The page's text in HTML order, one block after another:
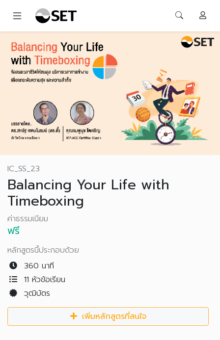
IC_SS_23
Balancing Your Life with
Timeboxing
ค่าธรรมเนียม
ฟรี
หลักสูตรนี้ประกอบด้วย
360 นาที
11 หัวข้อเรียน
วุฒิบัตร
เพิ่มหลักสูตรที่สนใจ